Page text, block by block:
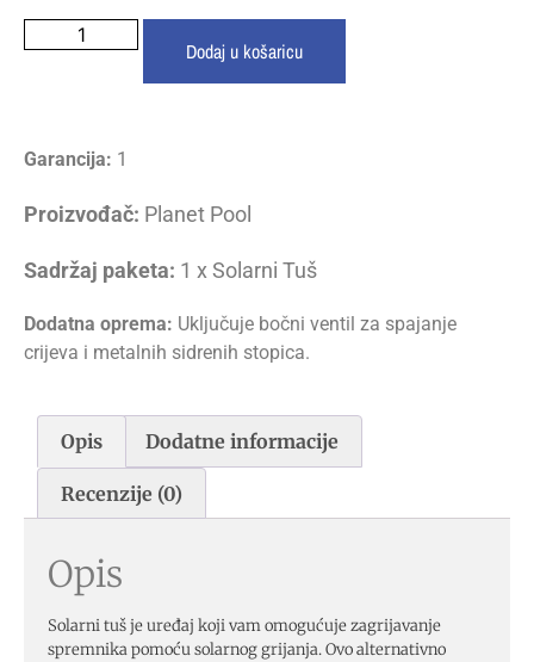
Dodaj u košaricu
Garancija: 1
Proizvođač: Planet Pool
Sadržaj paketa: 1 x Solarni Tuš
Dodatna oprema: Uključuje bočni ventil za spajanje
crijeva i metalnih sidrenih stopica.
Opis Dodatne informacije
Recenzije (0)
Opis
Solarni tuš je uređaj koji vam omogućuje zagrijavanje
spremnika pomoću solarnog grijanja. Ovo alternativno